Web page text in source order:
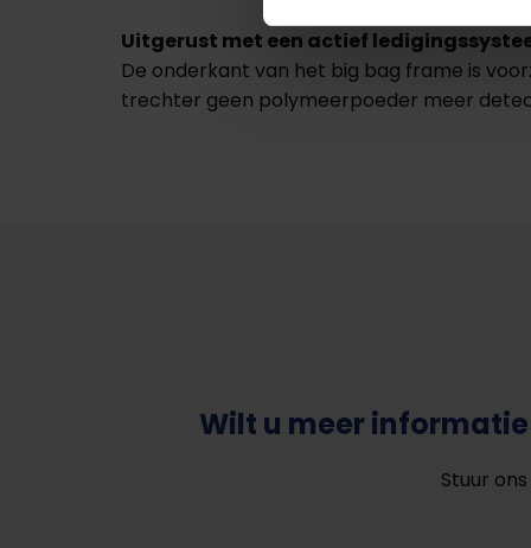
Uitgerust met een actief
De onderkant van het big bag frame is
trechter geen polymeerpoeder meer
Wilt u meer
Stuur